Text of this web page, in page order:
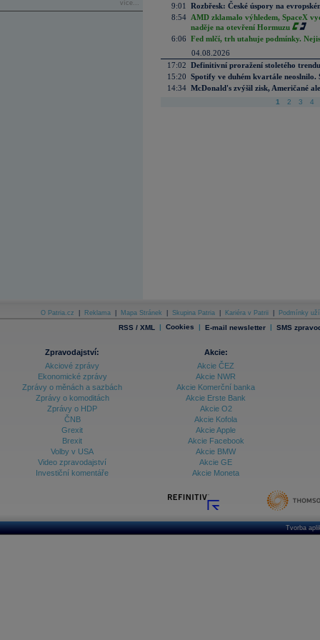
více...
9:01
Rozbřesk: České úspory na
8:54 AMD zklamalo výhledem, SpaceX
naděje na otevření Hormuzu
6:06 Fed mlčí, trh utahuje podmínky.
04.08.2026
17:02 Definitivní proražení stoletého
15:20 Spotify ve duhém kvartále neoslnilo.
14:34 McDonald's zvýšil zisk, Američané
1 2 3 4
O Patria.cz Reklama Mapa Stránek Skupina Patria Kariéra v Patrii Podmínky
RSS / XML | Cookies | E-mail newsletter | SMS
Zpravodajství:
Akciové zprávy
Ekonomické zprávy
Zprávy o měnách a sazbách
Zprávy o komoditách
Zprávy o HDP
ČNB
Grexit
Brexit
Volby v USA
Video zpravodajství
Investiční komentáře
Akcie:
Akcie ČEZ
Akcie NWR
Akcie Komerční banka
Akcie Erste Bank
Akcie O2
Akcie Kofola
Akcie Apple
Akcie Facebook
Akcie BMW
Akcie GE
Akcie Moneta
Tvorba